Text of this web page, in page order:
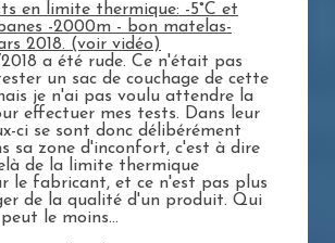
en limite thermique: -5°C et
-2000m - bon matelas-
2018. (voir vidéo)
a été rude. Ce n'était pas
un sac de couchage de cette
je n'ai pas voulu attendre la
effectuer mes tests. Dans leur
ci se sont donc délibérément
sa zone d'inconfort, c'est à dire
de la limite thermique
le fabricant, et ce n'est pas plus
de la qualité d'un produit. Qui
le moins...